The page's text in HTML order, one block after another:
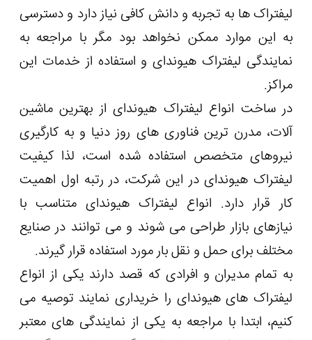
لیفتراک ها به تجربه و دانش کافی نیاز دارد و دسترسی
به این موارد ممکن نخواهد بود مگر با مراجعه به
نمایندگی لیفتراک هیوندای و استفاده از خدمات این
مراکز.
در ساخت انواع لیفتراک هیوندای از بهترین ماشین
آلات، مدرن ترین فناوری های روز دنیا و به کارگیری
نیروهای متخصص استفاده شده است، لذا کیفیت
لیفتراک هیوندای در این شرکت، در رتبه اول اهمیت
کار قرار دارد. انواع لیفتراک هیوندای متناسب با
نیازهای بازار طراحی می شوند و می توانند در صنایع
مختلف برای حمل و نقل بار مورد استفاده قرار گیرند.
به تمام مدیران و افرادی که قصد دارند یکی از انواع
لیفتراک های هیوندای را خریداری نمایند توصیه می
کنیم، ابتدا با مراجعه به یکی از نمایندگی های معتبر